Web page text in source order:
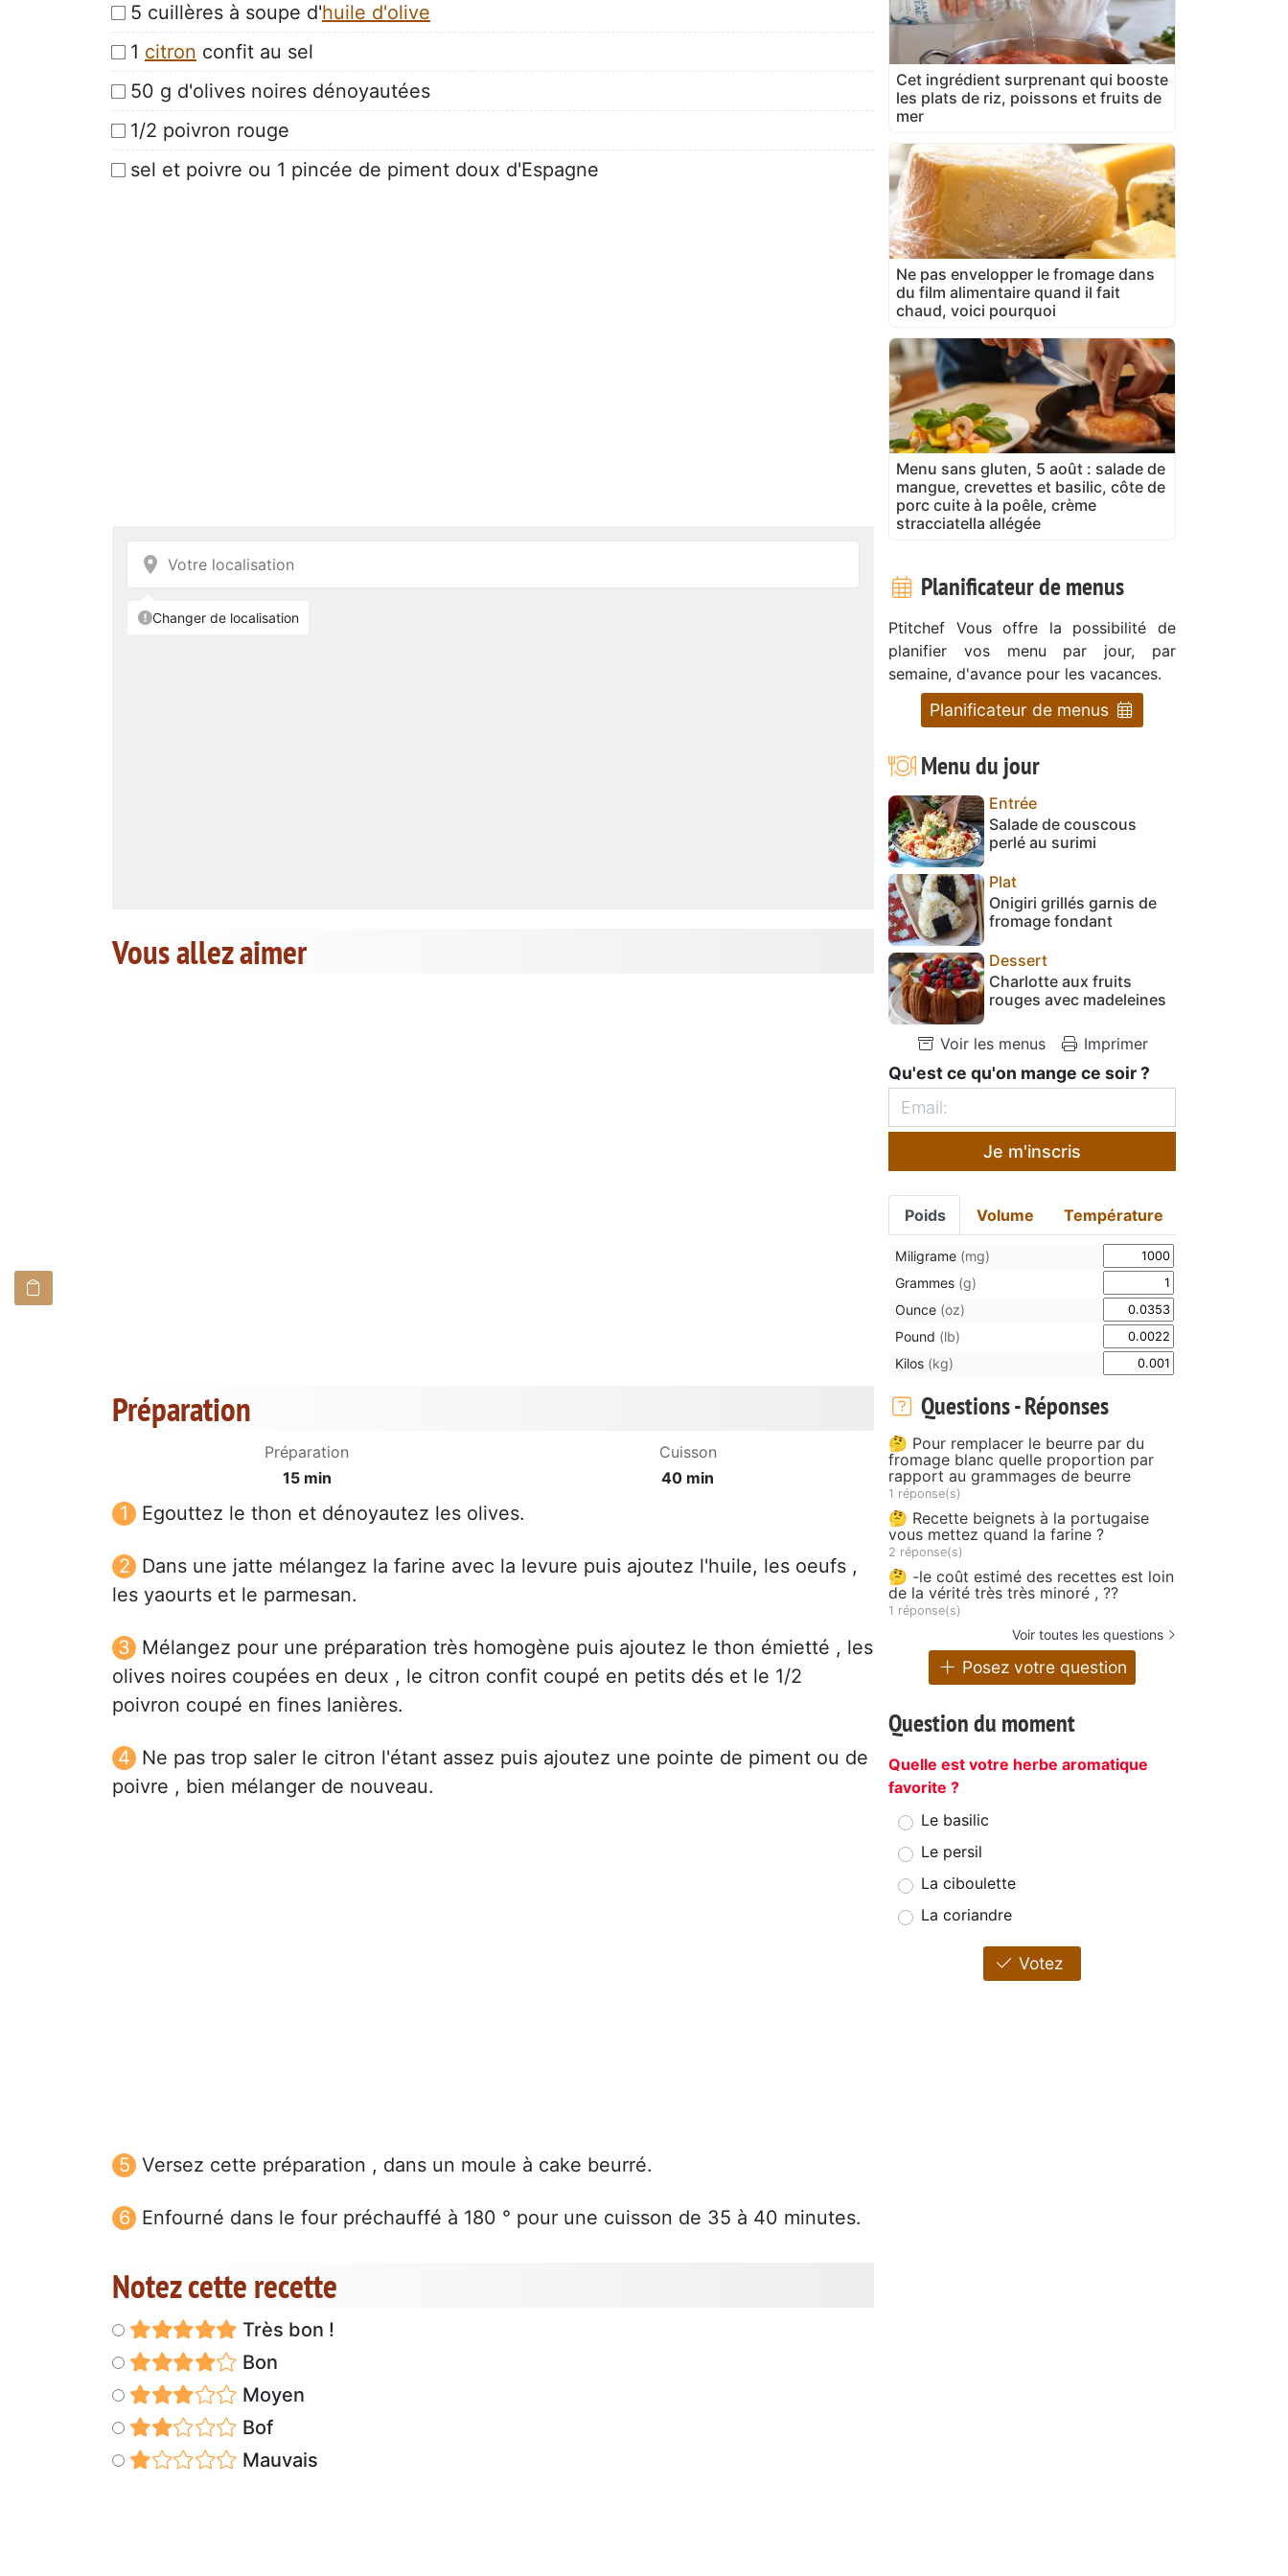
5 cuillères à soupe d'huile d'olive
1 citron confit au sel
50 g d'olives noires dénoyautées
1/2 poivron rouge
sel et poivre ou 1 pincée de piment doux d'Espagne
Vous allez aimer
Préparation
Préparation
15 min
Cuisson
40 min
Egouttez le thon et dénoyautez les olives.
Dans une jatte mélangez la farine avec la levure puis ajoutez l'huile, les oeufs ,
les yaourts et le parmesan.
Mélangez pour une préparation très homogène puis ajoutez le thon émietté , les
olives noires coupées en deux , le citron confit coupé en petits dés et le 1/2
poivron coupé en fines lanières.
Ne pas trop saler le citron l'étant assez puis ajoutez une pointe de piment ou de
poivre , bien mélanger de nouveau.
Versez cette préparation , dans un moule à cake beurré.
Enfourné dans le four préchauffé à 180 ° pour une cuisson de 35 à 40 minutes.
Notez cette recette
Très bon !
Bon
Moyen
Bof
Mauvais
Cet ingrédient surprenant qui booste
les plats de riz, poissons et fruits de
mer
Ne pas envelopper le fromage dans
du film alimentaire quand il fait
chaud, voici pourquoi
Menu sans gluten, 5 août : salade de
mangue, crevettes et basilic, côte de
porc cuite à la poêle, crème
stracciatella allégée
Planificateur de menus
Ptitchef Vous offre la possibilité de
planifier vos menu par jour, par
semaine, d'avance pour les vacances.
Planificateur de menus
Menu du jour
Entrée
Salade de couscous
perlé au surimi
Plat
Onigiri grillés garnis de
fromage fondant
Dessert
Charlotte aux fruits
rouges avec madeleines
Voir les menus Imprimer
Qu'est ce qu'on mange ce soir ?
Je m'inscris
Poids Volume Température
Miligrame (mg)
Grammes (g)
Ounce (oz)
Pound (lb)
Kilos (kg)
Questions - Réponses
🤔 Pour remplacer le beurre par du
fromage blanc quelle proportion par
rapport au grammages de beurre
1 réponse(s)
🤔 Recette beignets à la portugaise
vous mettez quand la farine ?
2 réponse(s)
🤔 -le coût estimé des recettes est loin
de la vérité très très minoré , ??
1 réponse(s)
Voir toutes les questions
Posez votre question
Question du moment
Quelle est votre herbe aromatique
favorite ?
Le basilic
Le persil
La ciboulette
La coriandre
Votez